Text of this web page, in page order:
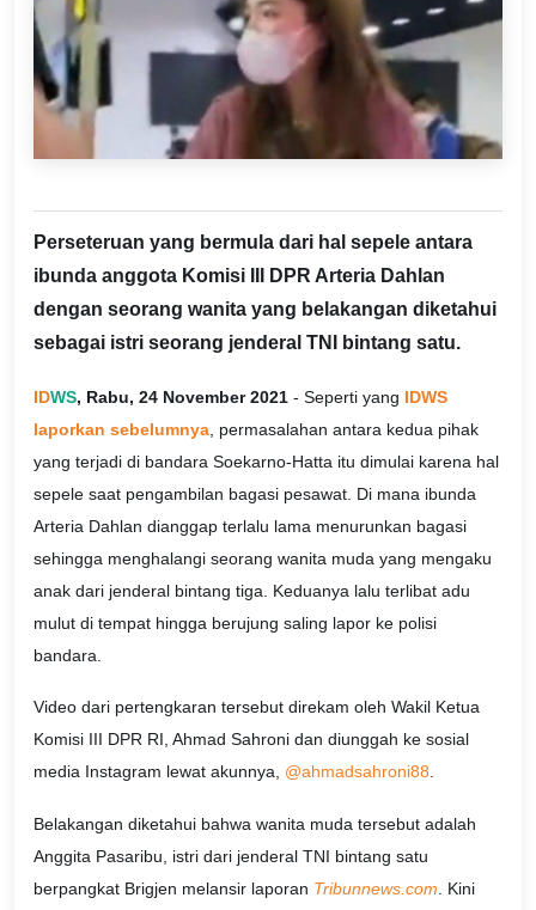
Perseteruan yang bermula dari hal sepele antara
ibunda anggota Komisi III DPR Arteria Dahlan
dengan seorang wanita yang belakangan diketahui
sebagai istri seorang jenderal TNI bintang satu.
IDWS, Rabu, 24 November 2021 - Seperti yang IDWS
laporkan sebelumnya , permasalahan antara kedua pihak
yang terjadi di bandara Soekarno-Hatta itu dimulai karena hal
sepele saat pengambilan bagasi pesawat. Di mana ibunda
Arteria Dahlan dianggap terlalu lama menurunkan bagasi
sehingga menghalangi seorang wanita muda yang mengaku
anak dari jenderal bintang tiga. Keduanya lalu terlibat adu
mulut di tempat hingga berujung saling lapor ke polisi
bandara.
Video dari pertengkaran tersebut direkam oleh Wakil Ketua
Komisi III DPR RI, Ahmad Sahroni dan diunggah ke sosial
media Instagram lewat akunnya, @ahmadsahroni88.
Belakangan diketahui bahwa wanita muda tersebut adalah
Anggita Pasaribu, istri dari jenderal TNI bintang satu
berpangkat Brigjen melansir laporan Tribunnews.com. Kini